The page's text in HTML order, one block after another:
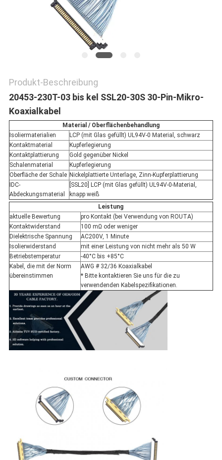
DATENSCHUTZRICHTLINIE
Produkt-Beschreibung
20453-230T-03 bis kel SSL20-30S 30-Pin-Mikro-
Koaxialkabel
Material / Oberflächenbehandlung
Isoliermaterialien
LCP (mit Glas gefüllt) UL94V-0 Material, schwarz
Kontaktmaterial
Kupferlegierung
Kontaktplattierung
Gold gegenüber Nickel
Schalenmaterial
Kupferlegierung
Oberfläche der Schale Nickelplattierte Unterlage, Zinn-Kupferplattierung
IDC-
Abdeckungsmaterial
[SSL20] LCP (mit Glas gefüllt) UL94V-0-Material,
knapp weiß
Leistung
aktuelle Bewertung
pro Kontakt (bei Verwendung von ROUTA)
Kontaktwiderstand
100 mΩ oder weniger
Dielektrische Spannung
AC200V, 1 Minute
Isolierwiderstand
mit einer Leistung von nicht mehr als 50 W
Betriebstemperatur
-40°C bis +85°C
Kabel, die mit der Norm
übereinstimmen
AWG # 32/36 Koaxialkabel
* Bitte kontaktieren Sie uns für die zu
verwendenden Kabelspezifikationen.